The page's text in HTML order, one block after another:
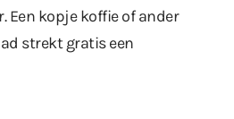
Een kopje koffie of ander
strekt gratis een